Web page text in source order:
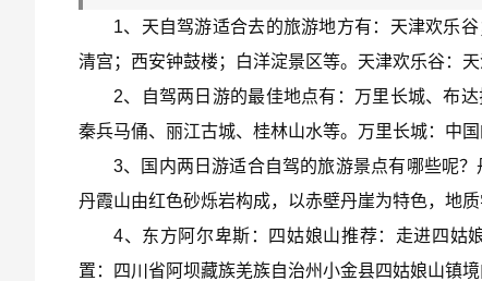
1、天自驾游适合去的旅游地方有：天津欢乐
清宫；西安钟鼓楼；白洋淀景区等。天津欢乐谷：
2、自驾两日游的最佳地点有：万里长城、布
秦兵马俑、丽江古城、桂林山水等。万里长城：中
3、国内两日游适合自驾的旅游景点有哪些呢
丹霞山由红色砂烁岩构成，以赤壁丹崖为特色，地
4、东方阿尔卑斯：四姑娘山推荐：走进四姑
置：四川省阿坝藏族羌族自治州小金县四姑娘山镇